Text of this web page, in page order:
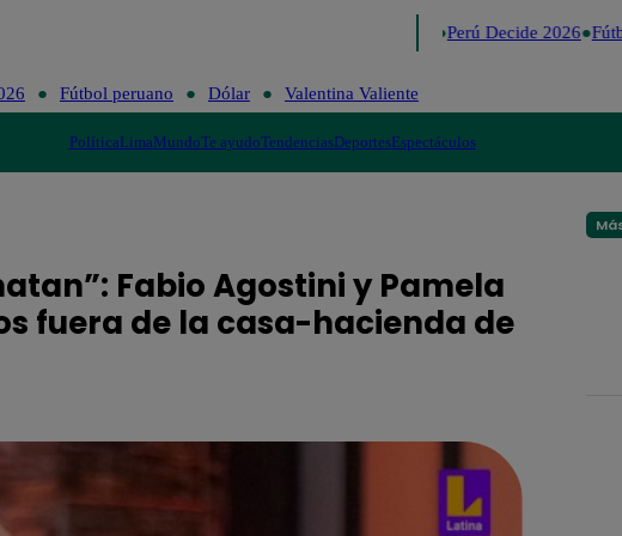
Perú Decide 2026
Fútbol peruano Dólar Valentina Valiente
PolíticaLimaMundoTe ayudoTendenciasDeportesEspectáculos
Fabio Agostini y Pamela
fuera de la casa-hacienda de